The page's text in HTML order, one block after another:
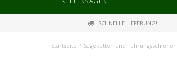
SCHNELLE LIEFERUNG!
Startseite / Sägeketten und Führungsschienen